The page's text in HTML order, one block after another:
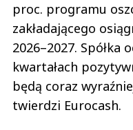
proc. programu
zakładającego
2026–2027. Spółka
kwartałach
będą coraz
twierdzi Eurocash.